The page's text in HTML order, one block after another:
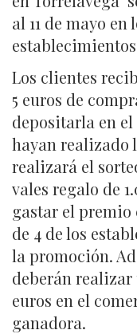
al 11 de mayo en
Los clientes
5 euros de
depositarla en
hayan realizado
realizará el
vales regalo de
gastar el premio
de 4 de los
la promoción.
deberán realizar
euros en el
ganadora.